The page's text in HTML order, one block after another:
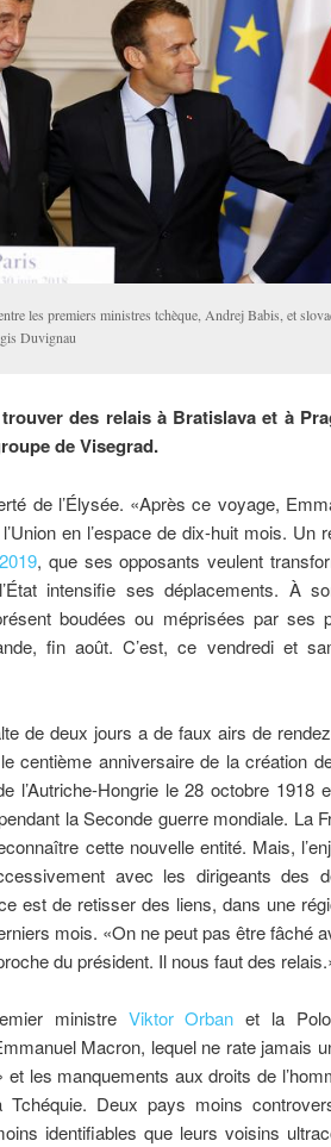
les premiers ministres tchèque, Andrej Babis, et
Duvignau
des relais à Bratislava et à
de Visegrad.
de l’Élysée. «Après ce voyage,
en l’espace de dix-huit mois. Un
, que ses opposants veulent
intensifie ses déplacements. À
boudées ou méprisées par ses
fin août. C’est, ce vendredi et
de deux jours a de faux airs de
centième anniversaire de la création
l’Autriche-Hongrie le 28 octobre 1918
la Seconde guerre mondiale. La
cette nouvelle entité. Mais,
avec les dirigeants des
est de retisser des liens, dans une
mois. «On ne peut pas être fâché
du président. Il nous faut des
ministre Viktor Orbanet la
Macron, lequel ne rate jamais
et les manquements aux droits de
Deux pays moins
identifiables que leurs voisins